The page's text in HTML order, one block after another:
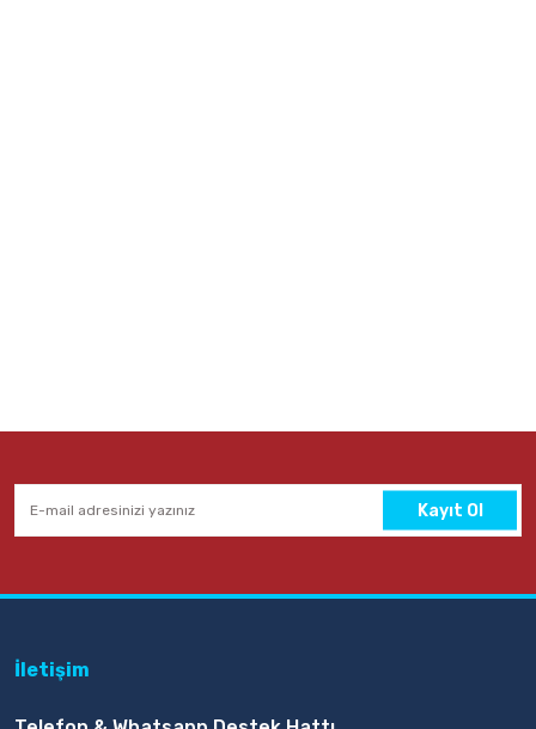
Kayıt Ol
İletişim